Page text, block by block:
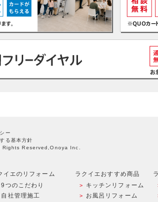
ー
る基本方針
Reserved,Onoya Inc.
イエのリフォーム
9つのこだわり
自社管理施工
ラクイエおすすめ商品
キッチンリフォーム
お風呂リフォーム